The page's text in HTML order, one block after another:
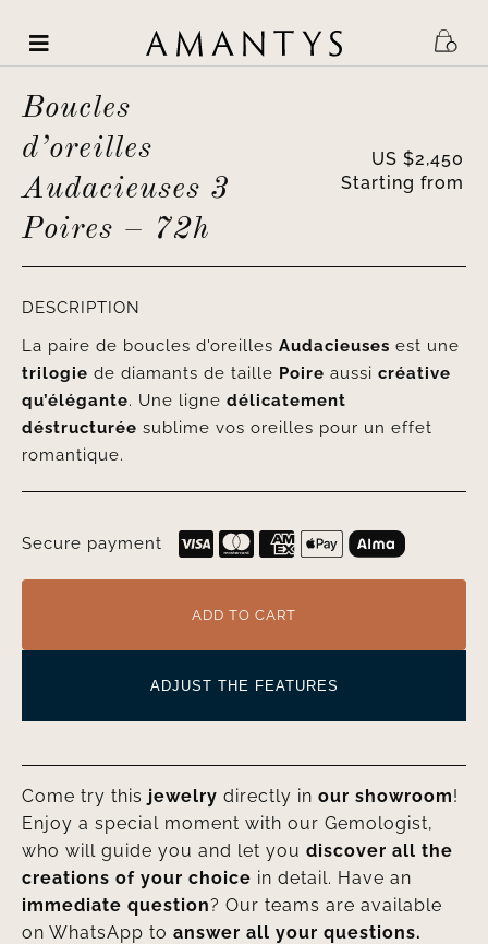
content
Boucles
d’oreilles
Audacieuses 3
Poires – 72h
Starting from
US $2,450
DESCRIPTION
La paire de boucles d'oreilles Audacieuses est une
trilogie de diamants de taille Poire aussi créative
qu’élégante. Une ligne délicatement
déstructurée sublime vos oreilles pour un effet
romantique.
Secure payment
ADD TO CART
ADJUST THE FEATURES
Come try this jewelry directly in our showroom!
Enjoy a special moment with our Gemologist,
who will guide you and let you discover all the
creations of your choice in detail. Have an
immediate question? Our teams are available
on WhatsApp to answer all your questions.